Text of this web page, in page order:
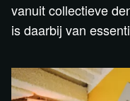
vanuit collectieve
is daarbij van